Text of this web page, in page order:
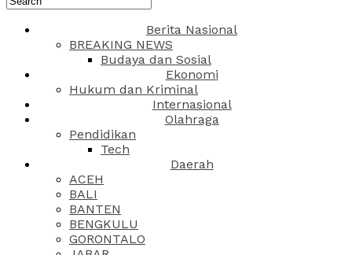
Berita Nasional
BREAKING NEWS
Budaya dan Sosial
Ekonomi
Hukum dan Kriminal
Internasional
Olahraga
Pendidikan
Tech
Daerah
ACEH
BALI
BANTEN
BENGKULU
GORONTALO